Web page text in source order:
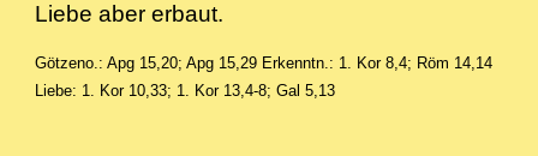
Liebe aber erbaut.
Götzeno.: Apg 15,20; Apg 15,29 Erkenntn.: 1. Kor 8,4; Röm 14,14
Liebe: 1. Kor 10,33; 1. Kor 13,4-8; Gal 5,13